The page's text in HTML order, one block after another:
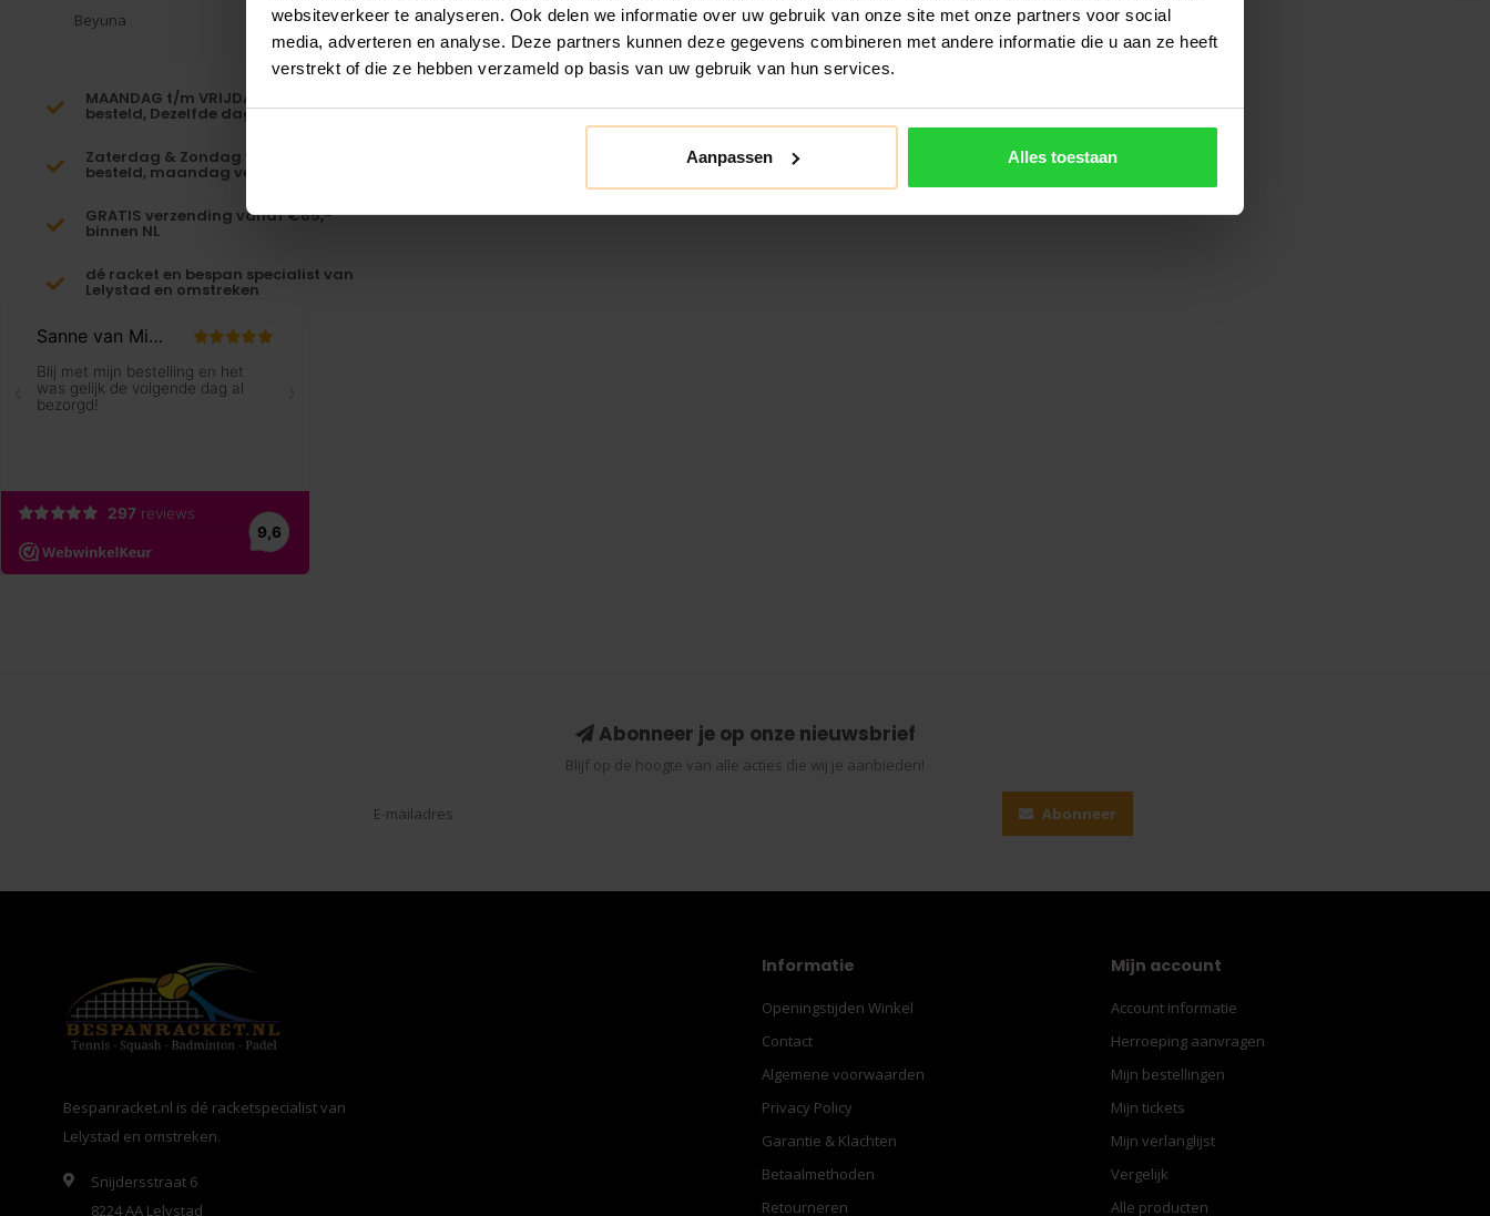
websiteverkeer te analyseren. Ook delen we informatie over uw gebruik van onze site met onze partners voor social
media, adverteren en analyse. Deze partners kunnen deze gegevens combineren met andere informatie die u aan ze heeft
verstrekt of die ze hebben verzameld op basis van uw gebruik van hun services.
Aanpassen Alles toestaan
Beyuna
MAANDAG t/m VRIJDAG voor 16:00
besteld, Dezelfde dag verzonden!*
Zaterdag & Zondag voor 23:59
besteld, maandag verzonden!
GRATIS verzending vanaf €65,-
binnen NL
dé racket en bespan specialist van
Lelystad en omstreken
Abonneer je op onze nieuwsbrief
Blijf op de hoogte van alle acties die wij je aanbieden!
Abonneer
Bespanracket.nl is dé racketspecialist van
Lelystad en omstreken.
Snijdersstraat 6
8224 AA Lelystad
Informatie
Openingstijden Winkel
Contact
Algemene voorwaarden
Privacy Policy
Garantie & Klachten
Betaalmethoden
Retourneren
Mijn account
Account informatie
Herroeping aanvragen
Mijn bestellingen
Mijn tickets
Mijn verlanglijst
Vergelijk
Alle producten